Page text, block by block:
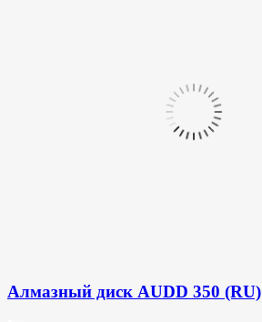
Алмазный диск AUDD 350 (RU)